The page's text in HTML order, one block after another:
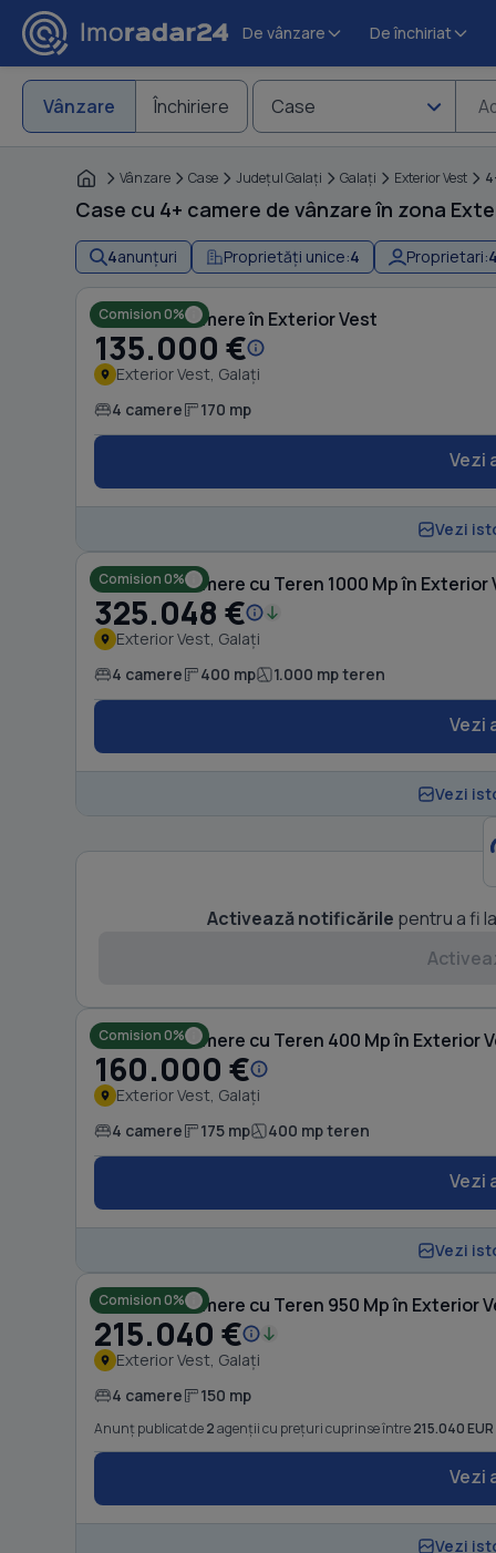
De vânzare De închiriat
Vânzare Închiriere Case
Vânzare Case Judeţul Galaţi Galaţi Exterior Vest
Case cu 4+ camere de vânzare în zona
4anunțuri Proprietăți unice:4 Proprietari:4
Comision 0%
Casă cu 4 camere în Exterior Vest
135.000 €
Exterior Vest, Galați
4 camere 170 mp
Vezi
Vezi
Comision 0%
Casă cu 4 camere cu Teren 1000 Mp în Exterior
325.048 €
Exterior Vest, Galați
4 camere 400 mp 1.000 mp teren
Vezi
Vezi
Activează notificările pentru a fi
Comision 0%
Casă cu 4 camere cu Teren 400 Mp în Exterior
160.000 €
Exterior Vest, Galați
4 camere 175 mp 400 mp teren
Vezi
Vezi
Comision 0%
Casă cu 4 camere cu Teren 950 Mp în Exterior
215.040 €
Exterior Vest, Galați
4 camere 150 mp
Anunț publicat de2agenții cu prețuri cuprinse între215.040 EUR
Vezi
Vezi